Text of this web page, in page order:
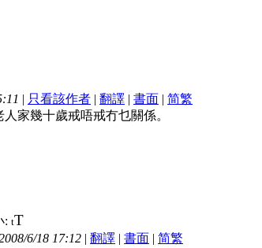
| 只看該作者 | 翻譯 | 書面 | 简繁
家幾十歲戒唔戒冇乜關係。
: tT
6/18 17:12 | 翻譯 | 書面 | 简繁